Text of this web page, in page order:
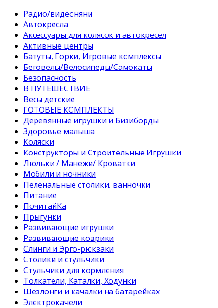
Pадио/видеоняни
Автокресла
Аксессуары для колясок и автокресел
Активные центры
Батуты, Горки, Игровые комплексы
Беговелы/Велосипеды/Самокаты
Безопасность
В ПУТЕШЕСТВИЕ
Весы детские
ГОТОВЫЕ КОМПЛЕКТЫ
Деревянные игрушки и Бизиборды
Здоровье малыша
Коляски
Конструкторы и Строительные Игрушки
Люльки / Манежи/ Кроватки
Мобили и ночники
Пеленальные столики, ванночки
Питание
ПочитайКа
Прыгунки
Развивающие игрушки
Развивающие коврики
Слинги и Эрго-рюкзаки
Столики и стульчики
Стульчики для кормления
Толкатели, Каталки, Ходунки
Шезлонги и качалки на батарейках
Электрокачели